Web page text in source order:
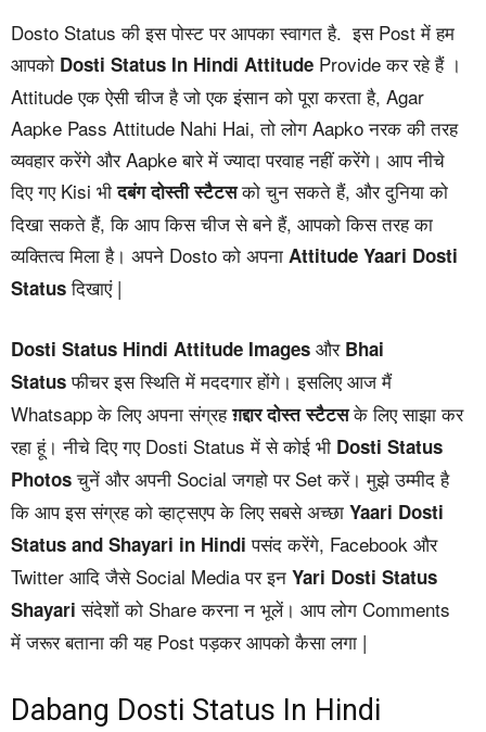
Dosto Status की इस पोस्ट पर आपका स्वागत है. इस Post में हम
आपको Dosti Status In Hindi Attitude Provide कर रहे हैं ।
Attitude एक ऐसी चीज है जो एक इंसान को पूरा करता है, Agar
Aapke Pass Attitude Nahi Hai, तो लोग Aapko नरक की तरह
व्यवहार करेंगे और Aapke बारे में ज्यादा परवाह नहीं करेंगे। आप नीचे
दिए गए Kisi भीदबंग दोस्ती स्टैटसको चुन सकते हैं, और दुनिया को
दिखा सकते हैं, कि आप किस चीज से बने हैं, आपको किस तरह का
व्यक्तित्व मिला है। अपने Dosto को अपना Attitude Yaari Dosti
Statusदिखाएं |
Dosti Status Hindi Attitude Images और Bhai
Statusफीचर इस स्थिति में मददगार होंगे। इसलिए आज मैं
Whatsapp के लिए अपना संग्रहग़द्दार दोस्त स्टैटसके लिए साझा कर
रहा हूं। नीचे दिए गए Dosti Status में से कोई भी Dosti Status
Photosचुनें और अपनी Social जगहो पर Set करें। मुझे उम्मीद है
कि आप इस संग्रह को व्हाट्सएप के लिए सबसे अच्छा Yaari Dosti
Status and Shayari in Hindi पसंद करेंगे, Facebook और
Twitter आदि जैसे Social Media पर इन Yari Dosti Status
Shayari संदेशों को Share करना न भूलें। आप लोग Comments
में जरूर बताना की यह Post पड़कर आपको कैसा लगा |
Dabang Dosti Status In Hindi